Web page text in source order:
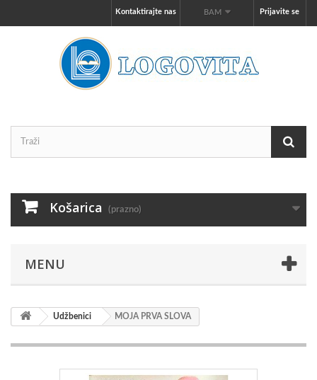
Prijavite se
BAM
Kontaktirajte nas
Košarica (prazno)
MENU
Udžbenici MOJA PRVA SLOVA